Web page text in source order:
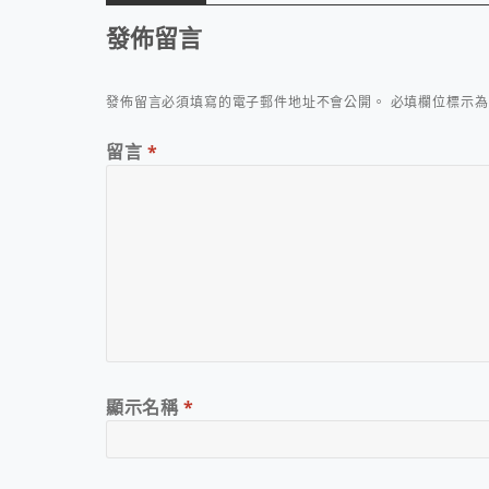
發佈留言
發佈留言必須填寫的電子郵件地址不會公開。 必填欄位標示
留言 *
顯示名稱*